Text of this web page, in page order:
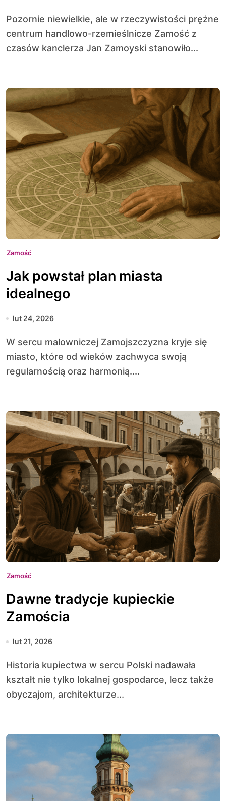
Pozornie niewielkie, ale w rzeczywistości prężne
centrum handlowo-rzemieślnicze Zamość z
czasów kanclerza Jan Zamoyski stanowiło...
Zamość
Jak powstał plan miasta
idealnego
lut 24, 2026
W sercu malowniczej Zamojszczyzna kryje się
miasto, które od wieków zachwyca swoją
regularnością oraz harmonią....
Zamość
Dawne tradycje kupieckie
Zamościa
lut 21, 2026
Historia kupiectwa w sercu Polski nadawała
kształt nie tylko lokalnej gospodarce, lecz także
obyczajom, architekturze...